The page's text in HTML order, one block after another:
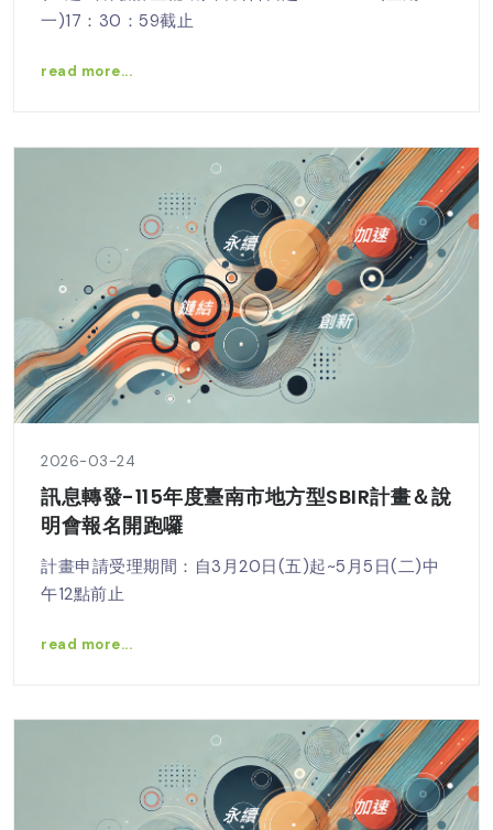
一)17：30：59截止
read more...
2026-03-24
訊息轉發-115年度臺南市地方型SBIR計畫＆說
明會報名開跑囉
計畫申請受理期間：自3月20日(五)起~5月5日(二)中
午12點前止
read more...